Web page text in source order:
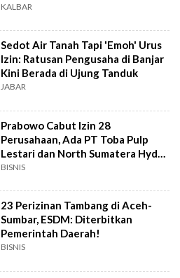
KALBAR
Sedot Air Tanah Tapi 'Emoh' Urus
Izin: Ratusan Pengusaha di Banjar
Kini Berada di Ujung Tanduk
JABAR
Prabowo Cabut Izin 28
Perusahaan, Ada PT Toba Pulp
Lestari dan North Sumatera Hydro
Energy
BISNIS
23 Perizinan Tambang di Aceh-
Sumbar, ESDM: Diterbitkan
Pemerintah Daerah!
BISNIS